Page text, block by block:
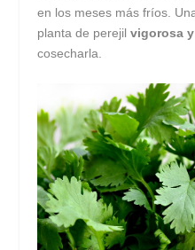
en los meses más fríos.
planta de perejilvigorosa
cosecharla.